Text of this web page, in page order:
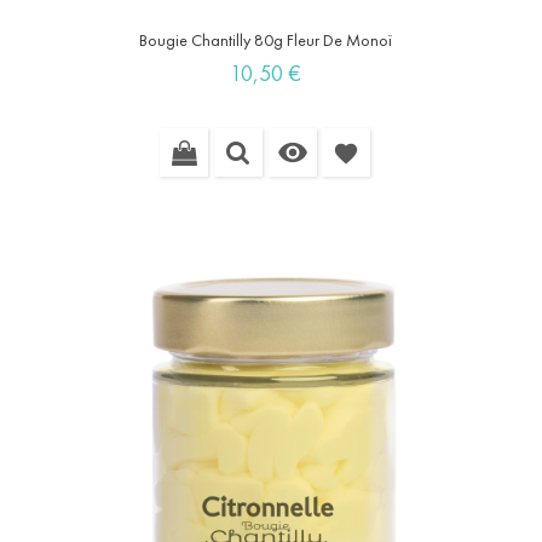
Bougie Chantilly 80g Fleur De Monoï
Prix
10,50 €
 favorite